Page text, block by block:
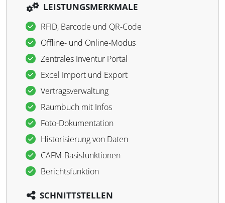
LEISTUNGSMERKMALE
RFID, Barcode und QR-Code
Offline- und Online-Modus
Zentrales Inventur Portal
Excel Import und Export
Vertragsverwaltung
Raumbuch mit Infos
Foto-Dokumentation
Historisierung von Daten
CAFM-Basisfunktionen
Berichtsfunktion
SCHNITTSTELLEN